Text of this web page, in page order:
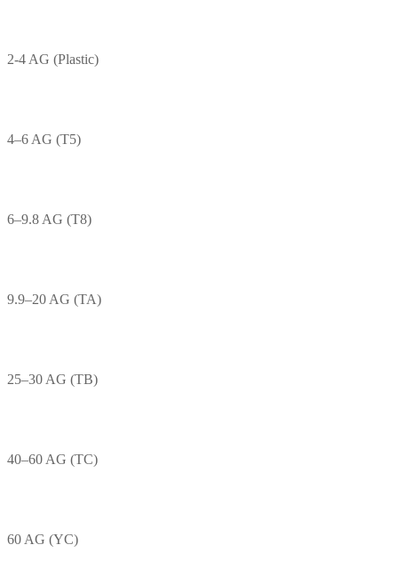
2-4 AG (Plastic)
4–6 AG (T5)
6–9.8 AG (T8)
9.9–20 AG (TA)
25–30 AG (TB)
40–60 AG (TC)
60 AG (YC)